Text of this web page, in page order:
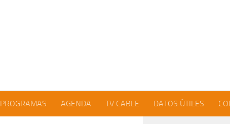
PROGRAMAS AGENDA TV CABLE DATOS ÚTILES